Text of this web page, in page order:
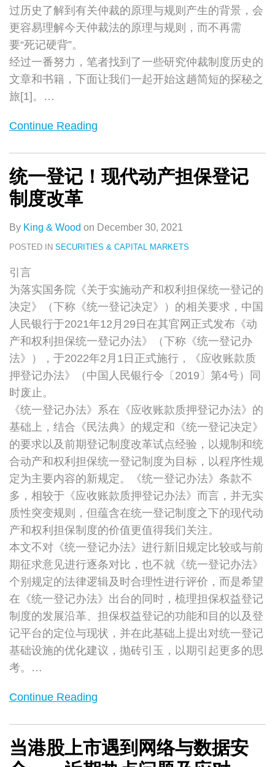
过历史了解到有关仲裁的原理与规则产生的背景，会
更容易理解今天仲裁法的原理与规则，而不再需
要“死记硬背”。
经过一番努力，笔者找到了一些研究仲裁制度历史的
文章和书籍，下面让我们一起开始这趟简短的探秘之
旅[1]。 …
Continue Reading
统一登记！现代动产担保登记
制度改革
By King & Wood on December 30, 2021
POSTED IN SECURITIES & CAPITAL MARKETS
引言
为落实国务院《关于实施动产和权利担保统一登记的
决定》（下称《统一登记决定》）的相关要求，中国
人民银行于2021年12月29日在其官网正式发布《动
产和权利担保统一登记办法》（下称《统一登记办
法》），于2022年2月1日正式施行，《应收账款质
押登记办法》（中国人民银行令〔2019〕第4号）同
时废止。
《统一登记办法》系在《应收账款质押登记办法》的
基础上，结合《民法典》的规定和《统一登记决定》
的要求以及前期登记制度改革试点经验，以规制和统
合动产和权利担保统一登记制度为目标，以程序性规
定为主要内容的新规定。《统一登记办法》条款不
多，相较于《应收账款质押登记办法》而言，并无实
质性突变规则，但蕴含在统一登记制度之下的现代动
产和权利担保制度的价值更值得我们关注。
本文不对《统一登记办法》进行新旧规定比较或与前
期征求意见进行逐条对比，也不就《统一登记办法》
个别规定的法律逻辑及时合理性进行评价，而是希望
在《统一登记办法》出台的同时，梳理担保权益登记
制度的发展沿革、担保权益登记的功能和目的以及登
记平台的定位与现状，并在此基础上提出对统一登记
基础设施的优化建议，抛砖引玉，以期引起更多的思
考。 …
Continue Reading
当港股上市遇到网络与数据安